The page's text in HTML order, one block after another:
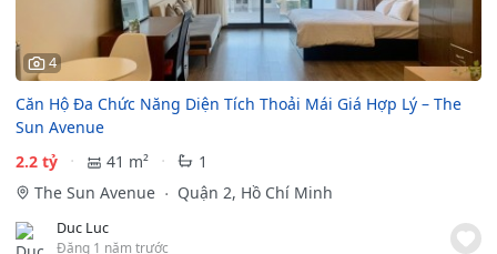
4
Căn Hộ Đa Chức Năng Diện Tích Thoải Mái Giá Hợp Lý – The
Sun Avenue
2.2 tỷ
41 m²
1
The Sun Avenue
Quận 2, Hồ Chí Minh
Duc Luc
Đăng 1 năm trước